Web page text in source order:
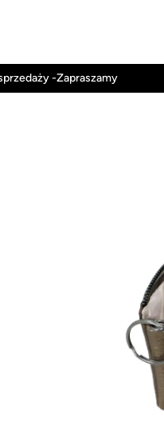
-Zapraszamy